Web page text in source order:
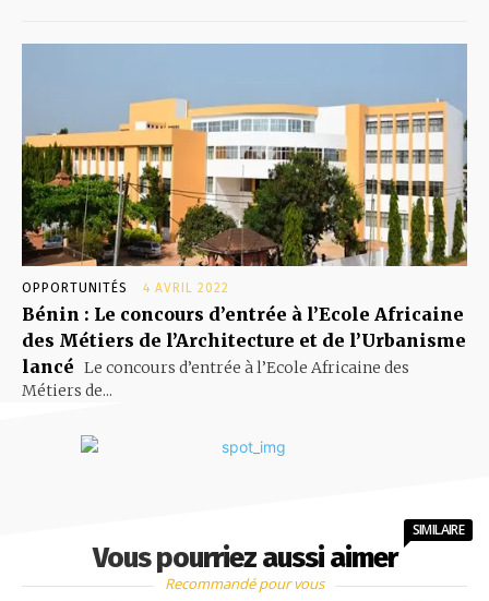
OPPORTUNITÉS 4 AVRIL 2022
Bénin : Le concours d’entrée à l’Ecole Africaine
des Métiers de l’Architecture et de l’Urbanisme
lancé Le concours d’entrée à l’Ecole Africaine des
Métiers de...
Vous pourriez aussi aimer
SIMILAIRE
Recommandé pour vous